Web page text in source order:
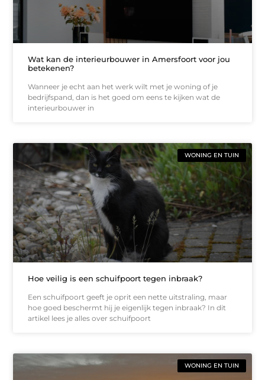
Wat kan de interieurbouwer in Amersfoort voor jou
betekenen?
Wanneer je echt aan het werk wilt met je woning of je
bedrijfspand, dan is het goed om eens te kijken wat de
interieurbouwer in
WONING EN TUIN
Hoe veilig is een schuifpoort tegen inbraak?
Een schuifpoort geeft je oprit een nette uitstraling, maar
hoe goed beschermt hij je eigenlijk tegen inbraak? In dit
artikel lees je alles over schuifpoort
WONING EN TUIN